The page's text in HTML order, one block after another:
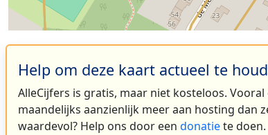
Help om deze kaart actueel te
AlleCijfers is gratis, maar niet kosteloos.
maandelijks aanzienlijk meer aan hosting dan
waardevol? Help ons door een donatiete doen.